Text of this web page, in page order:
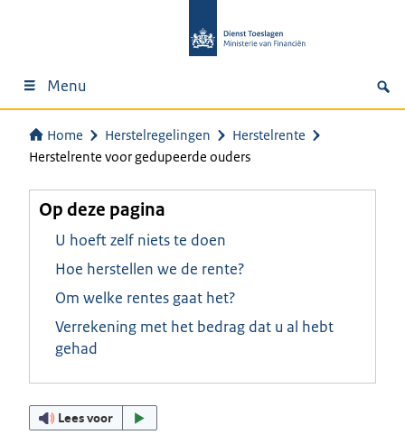
Menu
Home Herstelregelingen
Herstelrente
Herstelrente voor gedupeerde ouders
Op deze pagina
U hoeft zelf niets te doen
Hoe herstellen we de rente?
Om welke rentes gaat het?
Verrekening met het bedrag dat u al hebt
gehad
Lees voor